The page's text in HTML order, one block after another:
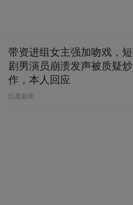
带资进组女主强加吻戏，短
剧男演员崩溃发声被质疑炒
作，本人回应
​红星新闻